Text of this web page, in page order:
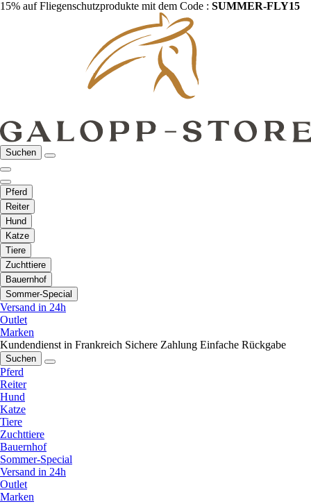
15% auf Fliegenschutzprodukte mit dem Code : SUMMER-FLY15
Suchen
Pferd
Reiter
Hund
Katze
Tiere
Zuchttiere
Bauernhof
Sommer-Special
Versand in 24h
Outlet
Marken
Kundendienst in Frankreich Sichere Zahlung Einfache Rückgabe
Suchen
Pferd
Reiter
Hund
Katze
Tiere
Zuchttiere
Bauernhof
Sommer-Special
Versand in 24h
Outlet
Marken